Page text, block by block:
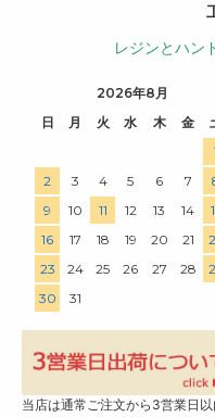
レジンとハン
2026年8月
日
月 火 水 木 金
2
3 4 5 6 7
9
10 11 12 13 14
16
17 18 19 20 21
23
24 25 26 27 28
30
31
当店は通常ご注文から3営業日以